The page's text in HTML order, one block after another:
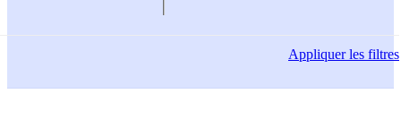
Appliquerles filtres